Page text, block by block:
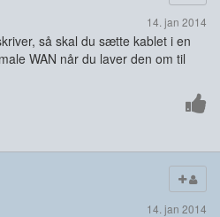
14. jan 2014
så skal du sætte kablet i en
WAN når du laver den om til
14. jan 2014